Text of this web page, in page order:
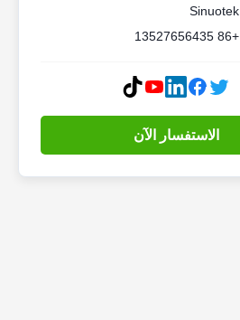
Sinuotek
+86 13527656435
الاستفسار الآن